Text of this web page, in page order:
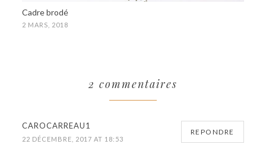
Cadre brodé
2 MARS, 2018
2 commentaires
REPONDRE
CAROCARREAU1
22 DÉCEMBRE, 2017 AT 18:53